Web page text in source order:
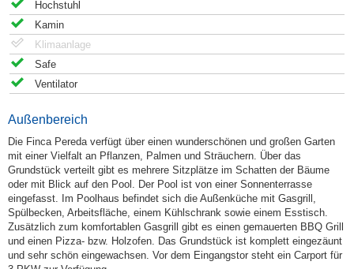
Hochstuhl
Kamin
Klimaanlage
Safe
Ventilator
Außenbereich
Die Finca Pereda verfügt über einen wunderschönen und großen Garten
mit einer Vielfalt an Pflanzen, Palmen und Sträuchern. Über das
Grundstück verteilt gibt es mehrere Sitzplätze im Schatten der Bäume
oder mit Blick auf den Pool. Der Pool ist von einer Sonnenterrasse
eingefasst. Im Poolhaus befindet sich die Außenküche mit Gasgrill,
Spülbecken, Arbeitsfläche, einem Kühlschrank sowie einem Esstisch.
Zusätzlich zum komfortablen Gasgrill gibt es einen gemauerten BBQ Grill
und einen Pizza- bzw. Holzofen. Das Grundstück ist komplett eingezäunt
und sehr schön eingewachsen. Vor dem Eingangstor steht ein Carport für